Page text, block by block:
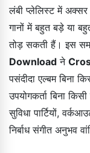
लंबी प्लेलिस्ट में
गानों में बहुत बड़े या
तोड़ सकती हैं। इस
Download ने
पसंदीदा एल्बम बिना
उपयोगकर्ता बिना
सुविधा पार्टियों,
निर्बाध संगीत अनुभव